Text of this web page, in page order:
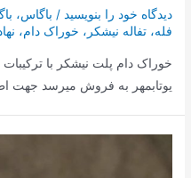
دیدگاه‌ خود را بنویسید / باگاس،
فله،تفاله نیشکر ، خوراک دام،
خوراک دام پلت نیشکر با
یوتابمهر به فروش میرسد جهت